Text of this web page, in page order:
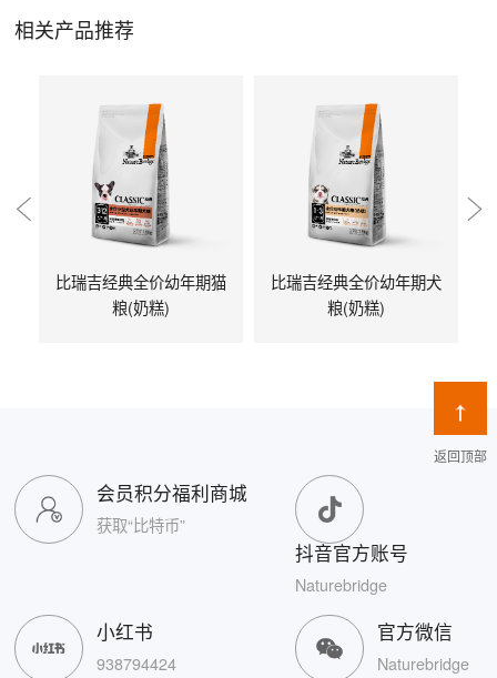
相关产品推荐
比瑞吉经典全价幼年期猫
粮(奶糕)
比瑞吉经典全价幼年期犬
粮(奶糕)
会员积分福利商城
获取“比特币”
抖音官方账号
Naturebridge
小红书
938794424
官方微信
Naturebridge
返回顶部